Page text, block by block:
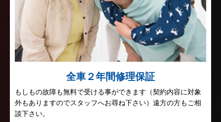
全車２年間修理保証
もしもの故障も無料で受ける事ができます（契約内容に対象
外もありますのでスタッフへお尋ね下さい）遠方の方もご相
談下さい。